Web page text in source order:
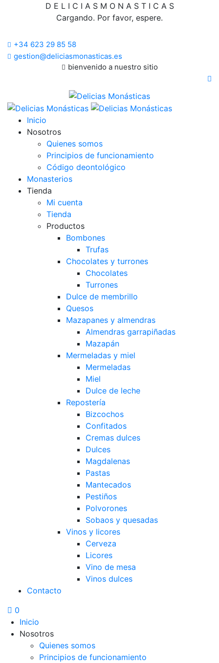
D E L I C I A S M O N A S T I C A S
Cargando. Por favor, espere.
+34 623 29 85 58
gestion@deliciasmonasticas.es
bienvenido a nuestro sitio
Inicio
Nosotros
Quienes somos
Principios de funcionamiento
Código deontológico
Monasterios
Tienda
Mi cuenta
Tienda
Productos
Bombones
Trufas
Chocolates y turrones
Chocolates
Turrones
Dulce de membrillo
Quesos
Mazapanes y almendras
Almendras garrapiñadas
Mazapán
Mermeladas y miel
Mermeladas
Miel
Dulce de leche
Repostería
Bizcochos
Confitados
Cremas dulces
Dulces
Magdalenas
Pastas
Mantecados
Pestiños
Polvorones
Sobaos y quesadas
Vinos y licores
Cerveza
Licores
Vino de mesa
Vinos dulces
Contacto
0
Inicio
Nosotros
Quienes somos
Principios de funcionamiento